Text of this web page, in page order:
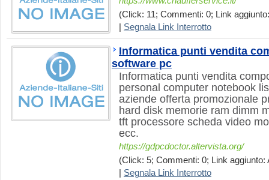
(Click: 11; Commenti: 0; Link
Segnala Link Interrotto
Informatica punti vendita
software pc
Informatica punti vendita
personal computer notebook
aziende offerta promozionale
hard disk memorie ram dimm
tft processore scheda video
ecc.
https://gdpcdoctor.altervista.org/
(Click: 5; Commenti: 0; Link aggiunto:
Segnala Link Interrotto